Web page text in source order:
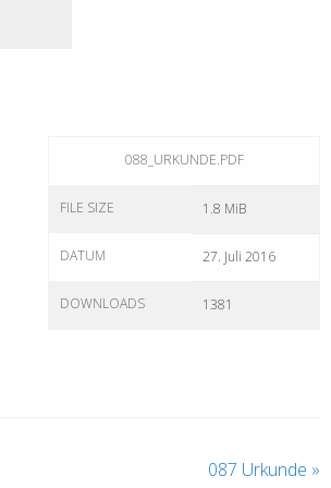
088_URKUNDE.PDF
FILE SIZE 1.8 MiB
DATUM 27. Juli 2016
DOWNLOADS 1381
087 Urkunde »